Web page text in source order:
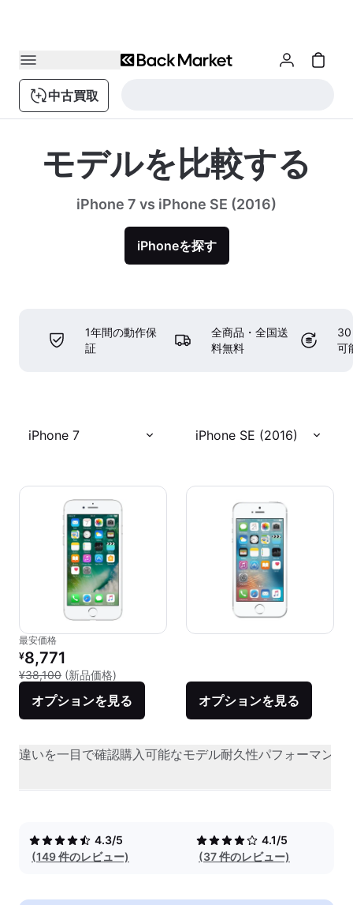
中古買取
モデルを比較する
iPhone 7 vs iPhone SE (2016)
iPhoneを探す
1年間の動作保
証
全商品・全国送
料無料
30
可
iPhone 7 iPhone SE (2016)
最安価格
リファービッシュ品の価格：
¥8,771
¥38,100 (新品価格)
オプションを見る オプションを見る
違いを一目で確認購入可能なモデル耐久性パフォーマンス
4.3/5
(149 件のレビュー)
4.1/5
(37 件のレビュー)